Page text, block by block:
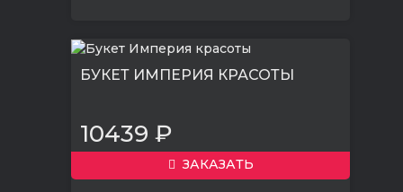
БУКЕТ ИМПЕРИЯ КРАСОТЫ
10439 ₽
ЗАКАЗАТЬ